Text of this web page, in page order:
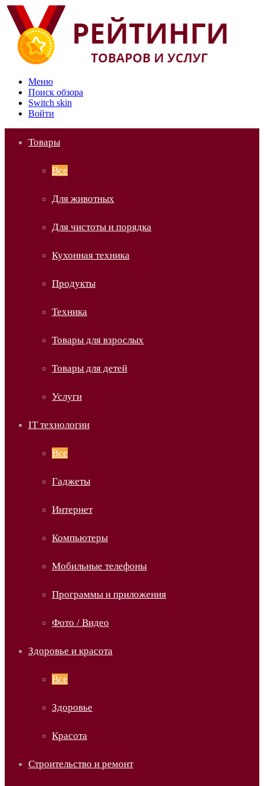
Меню
Поиск обзора
Switch skin
Войти
Товары
Все
Для животных
Для чистоты и порядка
Кухонная техника
Продукты
Техника
Товары для взрослых
Товары для детей
Услуги
IT технологии
Все
Гаджеты
Интернет
Компьютеры
Мобильные телефоны
Программы и приложения
Фото / Видео
Здоровье и красота
Все
Здоровье
Красота
Строительство и ремонт